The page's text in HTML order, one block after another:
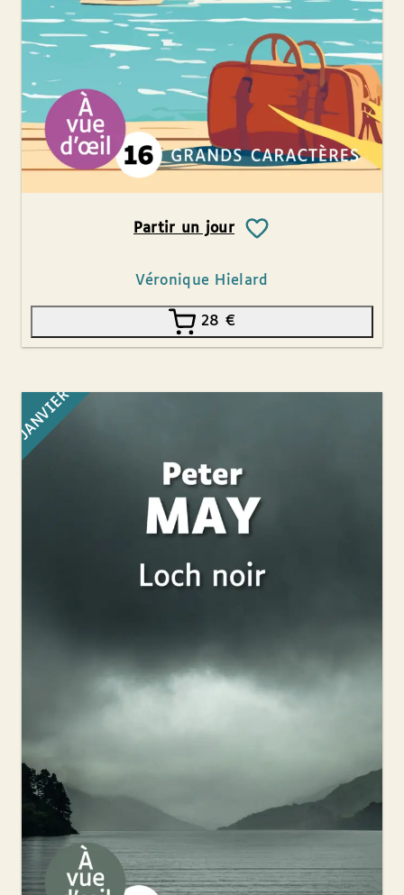
Partir un jour
Véronique Hielard
28 €
JANVIER